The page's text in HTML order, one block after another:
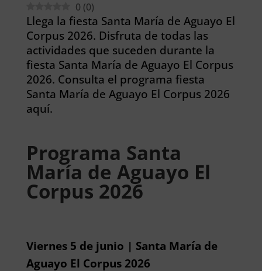
0 (0)
Llega la fiesta Santa María de Aguayo El
Corpus 2026. Disfruta de todas las
actividades que suceden durante la
fiesta Santa María de Aguayo El Corpus
2026. Consulta el programa fiesta
Santa María de Aguayo El Corpus 2026
aquí.
Programa Santa
María de Aguayo El
Corpus 2026
Viernes 5 de junio | Santa María de
Aguayo El Corpus 2026